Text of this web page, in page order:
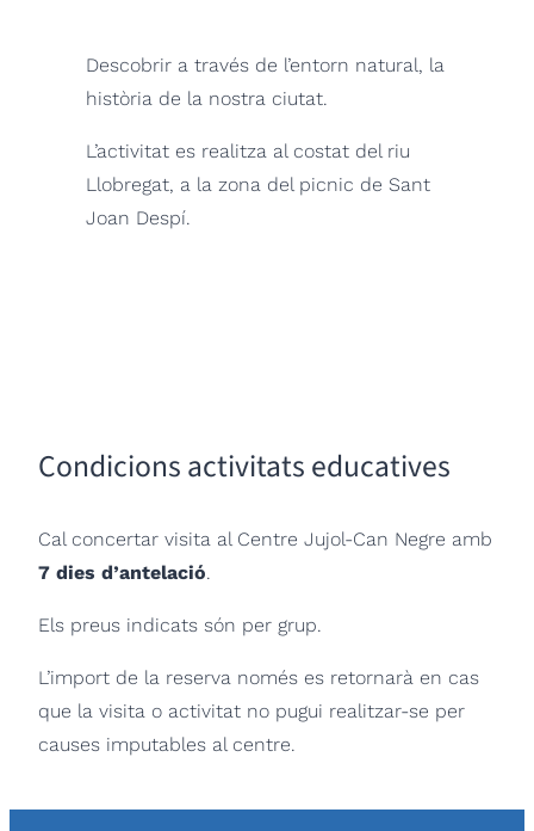
Descobrir a través de l’entorn natural, la
història de la nostra ciutat.
L’activitat es realitza al costat del riu
Llobregat, a la zona del picnic de Sant
Joan Despí.
Condicions activitats educatives
Cal concertar visita al Centre Jujol-Can Negre amb
7 dies d’antelació.
Els preus indicats són per grup.
L’import de la reserva només es retornarà en cas
que la visita o activitat no pugui realitzar-se per
causes imputables al centre.